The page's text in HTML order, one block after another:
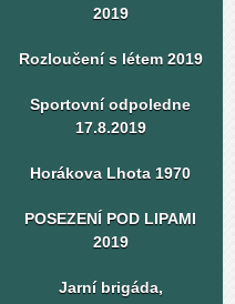
2019
Rozloučení s létem 2019
Sportovní odpoledne
17.8.2019
Horákova Lhota 1970
POSEZENÍ POD LIPAMI
2019
Jarní brigáda,